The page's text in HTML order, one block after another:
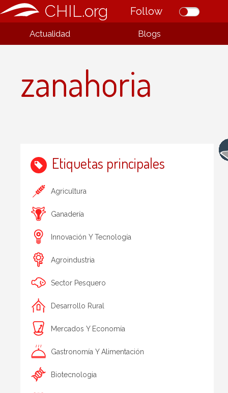
CHIL.org Follow
Actualidad Blogs
zanahoria
Etiquetas principales
Agricultura
Ganadería
Innovación Y Tecnología
Agroindustria
Sector Pesquero
Desarrollo Rural
Mercados Y Economía
Gastronomía Y Alimentación
Biotecnologia